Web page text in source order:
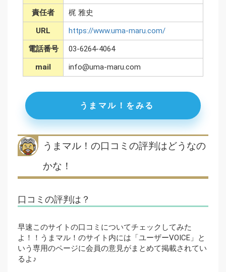
責任者
梶 雅史
URL
https://www.uma-maru.com/
電話番号
03-6264-4064
mail
info@uma-maru.com
うまマル！をみる
うまマル！の口コミの評判はどうなの
かな！
口コミの評判は？
早速このサイトの口コミについてチェックしてみた
よ！！うまマル！のサイト内には「ユーザーVOICE」と
いう専用のページに会員の意見がまとめて掲載されてい
るよ♪